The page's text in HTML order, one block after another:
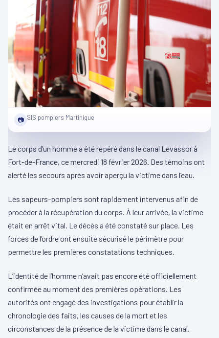
📷 SIS pompiers Martinique
Le corps d’un homme a été repéré dans le canal Levassor à
Fort-de-France, ce mercredi 18 février 2026. Des témoins ont
alerté les secours après avoir aperçu la victime dans l’eau.
Les sapeurs-pompiers sont rapidement intervenus afin de
procéder à la récupération du corps. À leur arrivée, la victime
était en arrêt vital. Le décès a été constaté sur place. Les
forces de l’ordre ont ensuite sécurisé le périmètre pour
permettre les premières constatations techniques.
L’identité de l’homme n’avait pas encore été officiellement
confirmée au moment des premières opérations. Les
autorités ont engagé des investigations pour établir la
chronologie des faits, les causes de la mort et les
circonstances de la présence de la victime dans le canal.